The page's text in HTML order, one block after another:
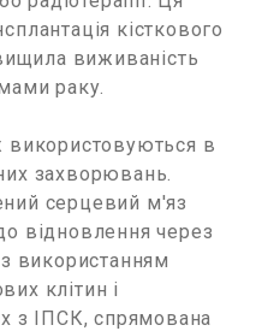
кісткового
виживаність
раку.
використовуються в
захворювань.
серцевий м'яз
відновлення через
використанням
клітин і
з ІПСК, спрямована